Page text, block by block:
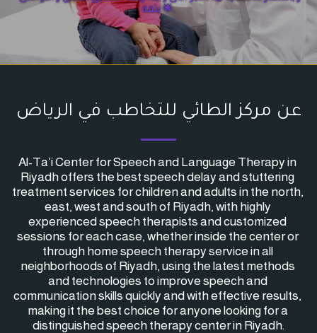
بثقة 🌟.
عن مركز الطائي للتخاطب في الرياض
Al-Ta’i Center for Speech and Language Therapy in
Riyadh offers the best speech delay and stuttering
treatment services for children and adults in the north,
east, west and south of Riyadh, with highly
experienced speech therapists and customized
sessions for each case, whether inside the center or
through home speech therapy service in all
neighborhoods of Riyadh, using the latest methods
and technologies to improve speech and
communication skills quickly and with effective results,
making it the best choice for anyone looking for a
distinguished speech therapy center in Riyadh.